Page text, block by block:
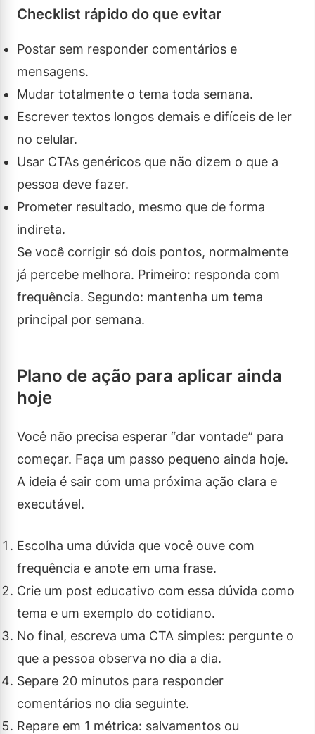
Checklist rápido do que evitar
Postar sem responder comentários e
mensagens.
Mudar totalmente o tema toda semana.
Escrever textos longos demais e difíceis de ler
no celular.
Usar CTAs genéricos que não dizem o que a
pessoa deve fazer.
Prometer resultado, mesmo que de forma
indireta.
Se você corrigir só dois pontos, normalmente
já percebe melhora. Primeiro: responda com
frequência. Segundo: mantenha um tema
principal por semana.
Plano de ação para aplicar ainda
hoje
Você não precisa esperar “dar vontade” para
começar. Faça um passo pequeno ainda hoje.
A ideia é sair com uma próxima ação clara e
executável.
Escolha uma dúvida que você ouve com
frequência e anote em uma frase.
Crie um post educativo com essa dúvida como
tema e um exemplo do cotidiano.
No final, escreva uma CTA simples: pergunte o
que a pessoa observa no dia a dia.
Separe 20 minutos para responder
comentários no dia seguinte.
Repare em 1 métrica: salvamentos ou